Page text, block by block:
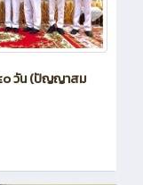
วัน (ปัญญาสม